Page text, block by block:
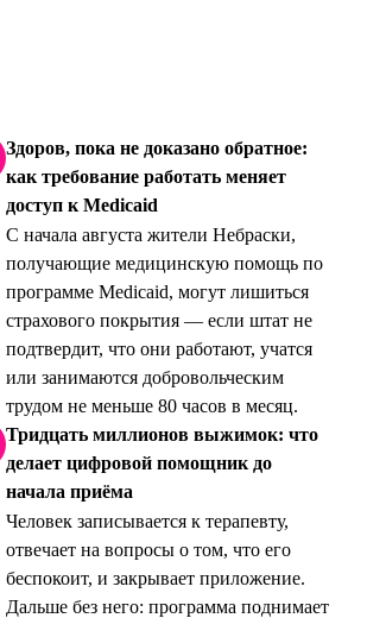
Здоров, пока не доказано обратное:
как требование работать меняет
доступ к Medicaid
С начала августа жители Небраски,
получающие медицинскую помощь по
программе Medicaid, могут лишиться
страхового покрытия — если штат не
подтвердит, что они работают, учатся
или занимаются добровольческим
трудом не меньше 80 часов в месяц.
Тридцать миллионов выжимок: что
делает цифровой помощник до
начала приёма
Человек записывается к терапевту,
отвечает на вопросы о том, что его
беспокоит, и закрывает приложение.
Дальше без него: программа поднимает